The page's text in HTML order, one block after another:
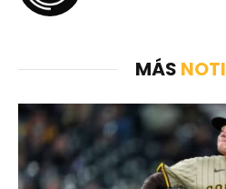
MÁS